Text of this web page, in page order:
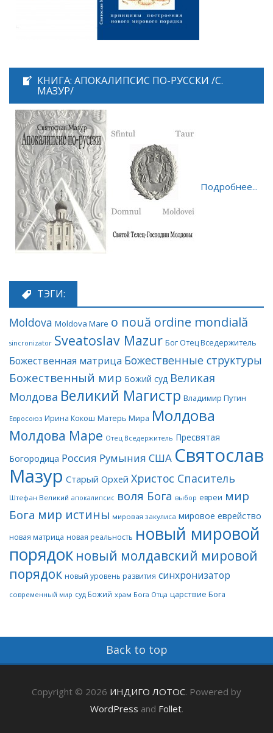
КНИГА: АПОКАЛИПСИС ПО-РУССКИ /С.
МАЗУР/
Подробнее...
ТЭГИ:
Moldova Moldova Mare o nouă ordine mondială
sincronizator Sveatoslav Mazur Бог Отец Вседержитель
Божественная матрица Божественные структуры
Божественный мир Божий суд Великая
Молдова Великий Магистр Владимир Путин
Евросоюз Ирина Кокош Матерь Мира Молдова
Молдова Маре Отец Вседержитель Пресвятая
Богородица Россия Румыния США Святослав
Мазур Старый Орхей Христос Спаситель
Штефан Великий апокалипсис воля Бога выбор евреи мир
Бога мир истины мировая закулиса мировое еврейство
новая матрица новая реальность новый мировой
порядок новый молдавский мировой
порядок новый уровень развития синхронизатор
современный мир суд Божий храм Бога Отца царствие Бога
Back to top
Copyright © 2026 ИНДИГО ЛОТОС. Powered by
WordPress and Follet.